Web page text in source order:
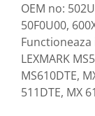
Retelistica
Adaptoare
Clesti si patenti
Placi de retea
Routere Wireless
OEM no:
50F0U00,
LEXMARK
MS610DTE,
511DTE, MX